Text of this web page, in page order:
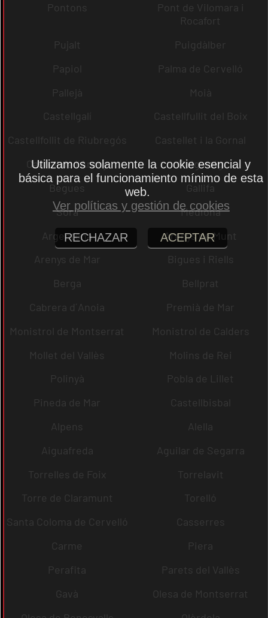
Pontons
Pont de Vilomara i
Rocafort
Pujalt
Puigdàlber
Papiol
Palma de Cervelló
Pallejà
Moià
Castellgalí
Castellfullit del Boix
Castellfollit de Riubregós
Castellet i la Gornal
Castell de l´Areny
Puig-reig
Begues
Gallifa
Sora
Mediona
Argentona
Arenys de Munt
Arenys de Mar
Bigues i Riells
Berga
Bellprat
Cabrera d´Anoia
Premià de Mar
Monistrol de Montserrat
Monistrol de Calders
Mollet del Vallès
Molins de Rei
Polinyà
Pobla de Lillet
Pineda de Mar
Castellbisbal
Alpens
Alella
Aiguafreda
Aguilar de Segarra
Torrelles de Foix
Torrelavit
Torre de Claramunt
Torelló
Santa Coloma de Cervelló
Casserres
Carme
Piera
Perafita
Parets del Vallès
Gavà
Olesa de Montserrat
Utilizamos solamente la cookie esencial y
básica para el funcionamiento mínimo de esta
web.
Ver políticas y gestión de cookies
RECHAZAR ACEPTAR